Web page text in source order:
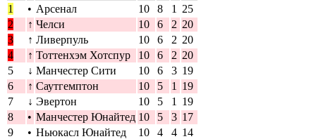
1
• Арсенал 10 8 1
25
2
↑ Челси 10 6 2 20
3
↑ Ливерпуль 10 6 2 20
4
↑ Тоттенхэм Хотспур 10 6 2 20
5
↓ Манчестер Сити 10 6 3 19
6
↑ Саутгемптон 10 5 1
19
7
↓ Эвертон 10 5 1
19
8
• Манчестер Юнайтед 10 5 3 17
9
• Ньюкасл Юнайтед 10 4 4 14